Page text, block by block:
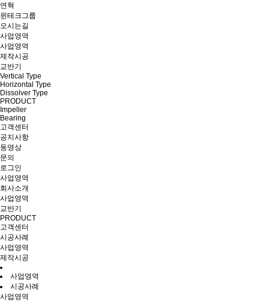
연혁
윈테크그룹
오시는길
사업영역
사업영역
제작시공
교반기
Vertical Type
Horizontal Type
Dissolver Type
PRODUCT
Impeller
Bearing
고객센터
공지사항
동영상
문의
로그인
사업영역
회사소개
사업영역
교반기
PRODUCT
고객센터
시공사례
사업영역
제작시공
사업영역
시공사례
사업영역